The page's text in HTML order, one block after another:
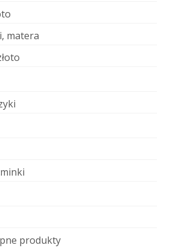
matera
produkty